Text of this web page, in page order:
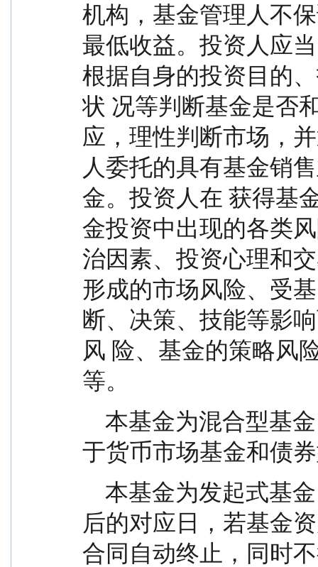
机构，基金管理人不
最低收益。投资人应
根据自身的投资目的
状 况等判断基金是否
应，理性判断市场，
人委托的具有基金销
金。投资人在 获得基
金投资中出现的各类
治因素、投资心理和
形成的市场风险、受
断、决策、技能等影
风 险、基金的策略风
等。
于货币市场基金和债
后的对应日，若基金
合同自动终止，同时